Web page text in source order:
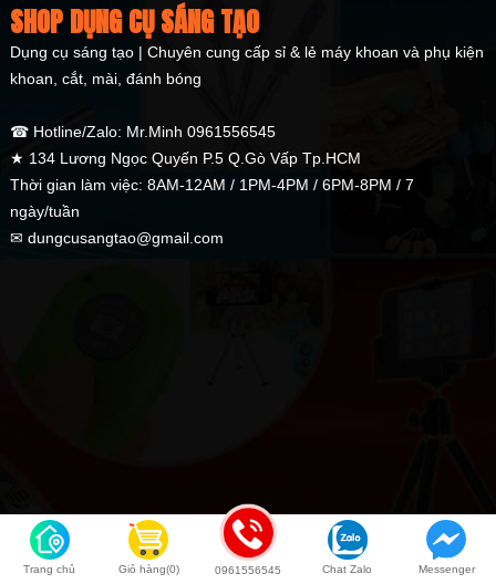
SHOP DỤNG CỤ SÁNG TẠO
Dụng cụ sáng tạo | Chuyên cung cấp sỉ & lẻ máy khoan và phụ kiện
khoan, cắt, mài, đánh bóng
☎ Hotline/Zalo: Mr.Minh 0961556545
★ 134 Lương Ngọc Quyến P.5 Q.Gò Vấp Tp.HCM
Thời gian làm việc: 8AM-12AM / 1PM-4PM / 6PM-8PM / 7
ngày/tuần
✉ dungcusangtao@gmail.com
Trang chủ Giỏ hàng(0) 0961556545 Chat Zalo Messenger